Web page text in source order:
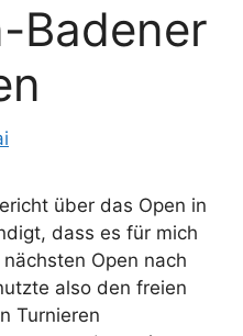
Badener
über das Open in
dass es für mich
Open nach
also den freien
Turnieren